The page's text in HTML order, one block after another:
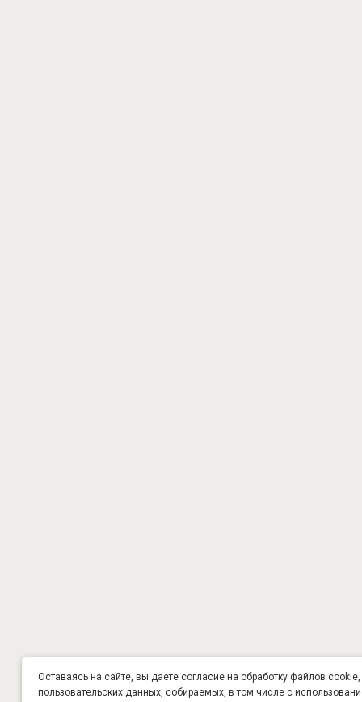
Оставаясь на сайте, вы даете согласие на обработку файлов cookie,
пользовательских данных, собираемых, в том числе с